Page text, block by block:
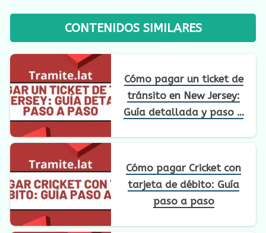
CONTENIDOS SIMILARES
Cómo pagar un ticket de
tránsito en New Jersey:
Guía detallada y paso a
Cómo pagar Cricket con
tarjeta de débito: Guía
paso a paso